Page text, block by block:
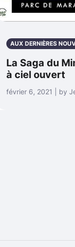
AUX DERNIÈRES
La Saga du
à ciel ouvert
février 6, 2021 | by